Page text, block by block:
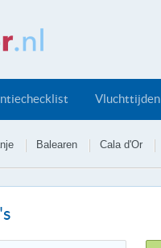
Vluchttijden
Balearen Cala d'Or